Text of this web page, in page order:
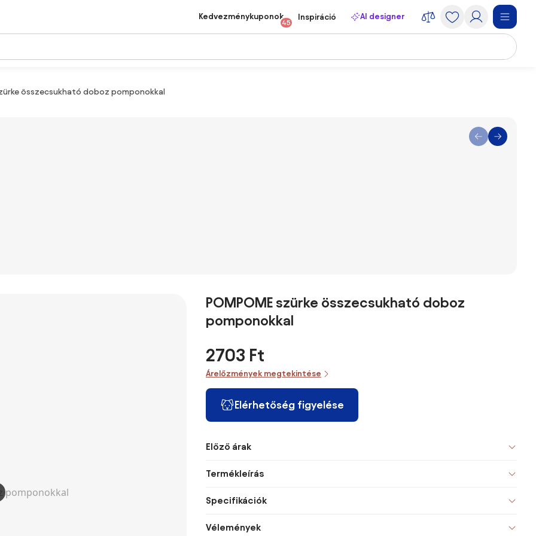
Kedvezménykuponok
45
Inspiráció AI designer
összecsukható doboz pomponokkal
POMPOME szürke összecsukható doboz
pomponokkal
2703 Ft
Árelőzmények megtekintése
Elérhetőség figyelése
Előző árak
Termékleírás
Specifikációk
Vélemények